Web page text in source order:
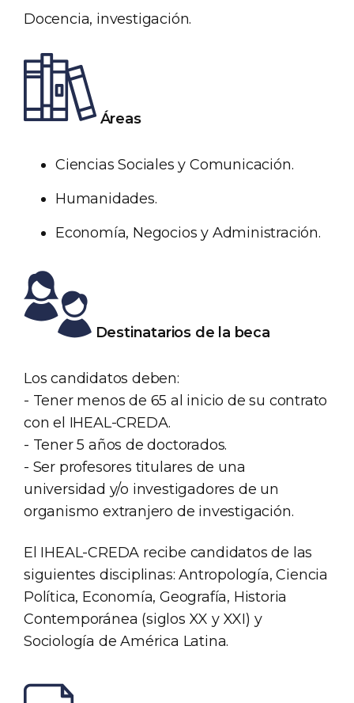
Docencia, investigación.
Áreas
Ciencias Sociales y Comunicación.
Humanidades.
Economía, Negocios y Administración.
Destinatarios de la beca
Los candidatos deben:
- Tener menos de 65 al inicio de su contrato
con el IHEAL-CREDA.
- Tener 5 años de doctorados.
- Ser profesores titulares de una
universidad y/o investigadores de un
organismo extranjero de investigación.
El IHEAL-CREDA recibe candidatos de las
siguientes disciplinas: Antropología, Ciencia
Política, Economía, Geografía, Historia
Contemporánea (siglos XX y XXI) y
Sociología de América Latina.